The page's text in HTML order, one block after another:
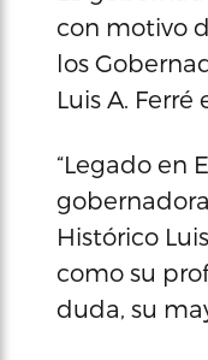
con motivo
los
Luis A. Ferré
“Legado en
Histórico
como su
duda, su